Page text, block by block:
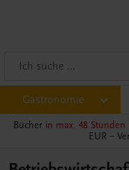
Gastronomie
Bücher in max. 48
EUR –